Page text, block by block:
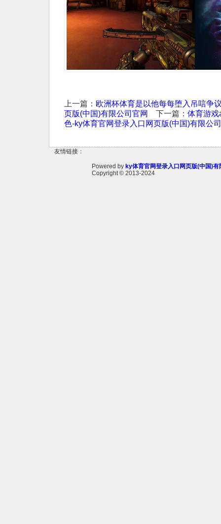
上一篇： 欧洲杯体育是以他每每堕入吊唁争
页版(中国)有限公司官网
下一篇： 体育游
色-ky体育官网登录入口网页版(中国)有限公
友情链接：
Powered by ky体育官网登录入口网页版(中国)有
Copyright© 2013-2024